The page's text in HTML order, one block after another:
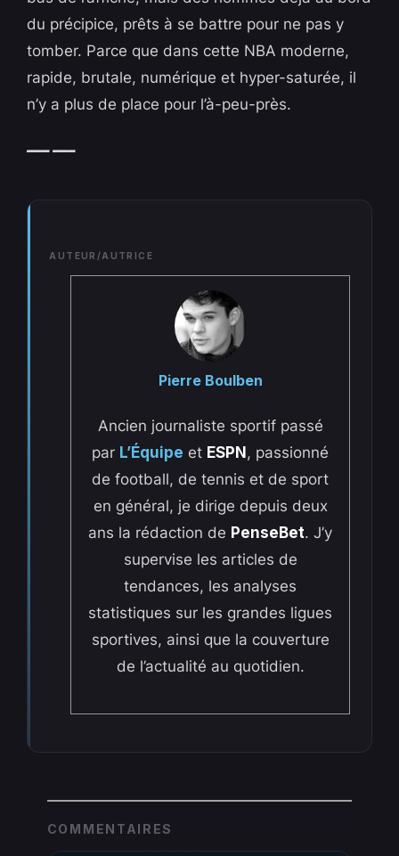
du précipice, prêts à se battre pour ne pas y
tomber. Parce que dans cette NBA moderne,
rapide, brutale, numérique et hyper-saturée, il
n’y a plus de place pour l’à-peu-près.
—– —–
AUTEUR/AUTRICE
Pierre Boulben
Ancien journaliste sportif passé
par L’Équipe et ESPN , passionné
de football, de tennis et de sport
en général, je dirige depuis deux
ans la rédaction de PenseBet. J’y
supervise les articles de
tendances, les analyses
statistiques sur les grandes ligues
sportives, ainsi que la couverture
de l’actualité au quotidien.
COMMENTAIRES